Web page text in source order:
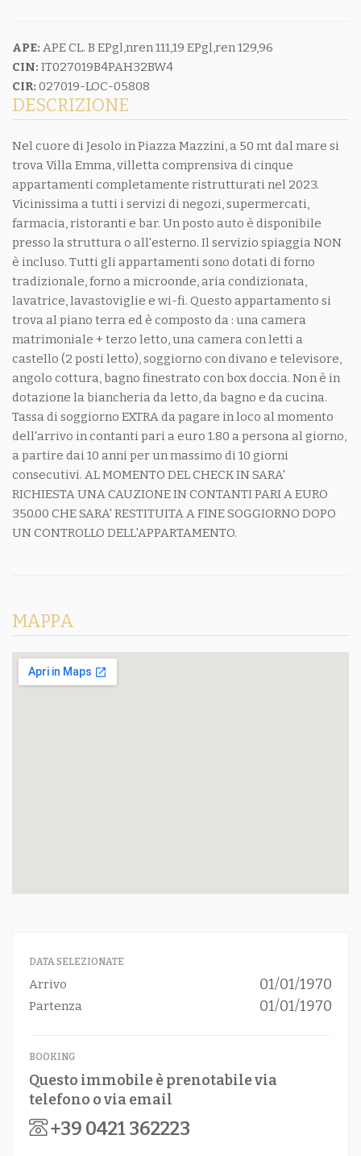
APE: APE CL. B EPgl,nren 111,19 EPgl,ren 129,96
CIN: IT027019B4PAH32BW4
CIR: 027019-LOC-05808
DESCRIZIONE
Nel cuore di Jesolo in Piazza Mazzini, a 50 mt dal mare si
trova Villa Emma, villetta comprensiva di cinque
appartamenti completamente ristrutturati nel 2023.
Vicinissima a tutti i servizi di negozi, supermercati,
farmacia, ristoranti e bar. Un posto auto è disponibile
presso la struttura o all'esterno. Il servizio spiaggia NON
è incluso. Tutti gli appartamenti sono dotati di forno
tradizionale, forno a microonde, aria condizionata,
lavatrice, lavastoviglie e wi-fi. Questo appartamento si
trova al piano terra ed è composto da : una camera
matrimoniale + terzo letto, una camera con letti a
castello (2 posti letto), soggiorno con divano e televisore,
angolo cottura, bagno finestrato con box doccia. Non è in
dotazione la biancheria da letto, da bagno e da cucina.
Tassa di soggiorno EXTRA da pagare in loco al momento
dell'arrivo in contanti pari a euro 1.80 a persona al giorno,
a partire dai 10 anni per un massimo di 10 giorni
consecutivi. AL MOMENTO DEL CHECK IN SARA'
RICHIESTA UNA CAUZIONE IN CONTANTI PARI A EURO
350.00 CHE SARA' RESTITUITA A FINE SOGGIORNO DOPO
UN CONTROLLO DELL'APPARTAMENTO.
MAPPA
DATA SELEZIONATE
Arrivo 01/01/1970
Partenza 01/01/1970
BOOKING
Questo immobile è prenotabile via
telefono o via email
+39 0421 362223